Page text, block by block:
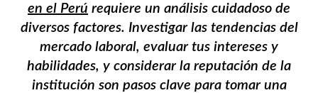
en el Perú requiere un análisis cuidadoso de
diversos factores. Investigar las tendencias del
mercado laboral, evaluar tus intereses y
habilidades, y considerar la reputación de la
institución son pasos clave para tomar una